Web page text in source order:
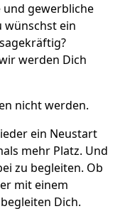
gewerbliche
wünschst ein
werden Dich
nicht werden.
ein Neustart
mehr Platz. Und
zu begleiten. Ob
mit einem
Dich.